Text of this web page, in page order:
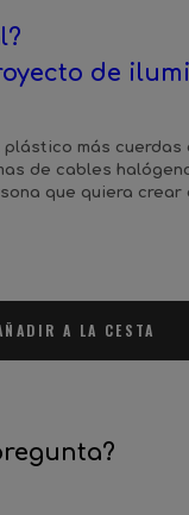
de
más cuerdas
de cables
que quiera crear
A LA CESTA